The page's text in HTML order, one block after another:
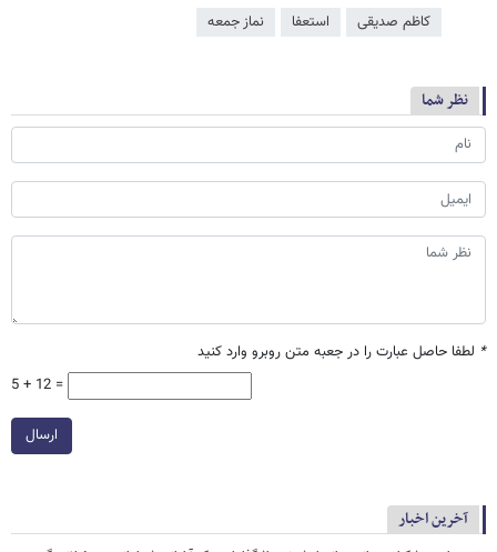
کاظم صدیقی استعفا نماز جمعه
نظر شما
* لطفا حاصل عبارت را در جعبه متن روبرو وارد کنید
5 + 12 =
ارسال
آخرین اخبار